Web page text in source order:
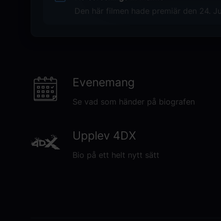
Motor City
Drama
Mysterie
Thriller
Distributör
Noble Entertainment
Den här filmen hade premiär den 24.
Evenemang
Se vad som händer på biografen
Upplev 4DX
Bio på ett helt nytt sätt